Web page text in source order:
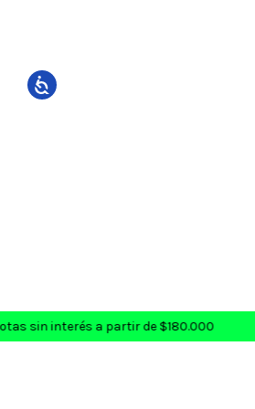
sin interés a partir de $180.000